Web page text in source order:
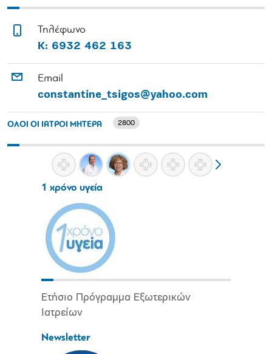
Τηλέφωνο
Κ: 6932 462 163
Email
constantine_tsigos@yahoo.com
ΟΛΟΙ ΟΙ ΙΑΤΡΟΙ ΜΗΤΕΡΑ 2800
1 χρόνο υγεία
Ετήσιο Πρόγραμμα Εξωτερικών
Ιατρείων
Newsletter